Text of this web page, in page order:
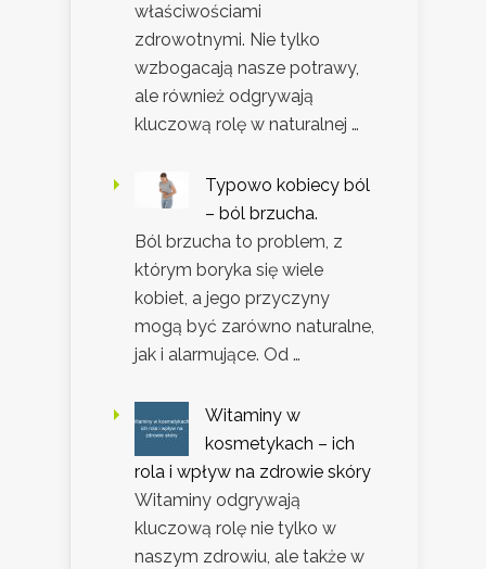
właściwościami
zdrowotnymi. Nie tylko
wzbogacają nasze potrawy,
ale również odgrywają
kluczową rolę w naturalnej …
Typowo kobiecy ból
– ból brzucha.
Ból brzucha to problem, z
którym boryka się wiele
kobiet, a jego przyczyny
mogą być zarówno naturalne,
jak i alarmujące. Od …
Witaminy w
kosmetykach – ich
rola i wpływ na zdrowie skóry
Witaminy odgrywają
kluczową rolę nie tylko w
naszym zdrowiu, ale także w